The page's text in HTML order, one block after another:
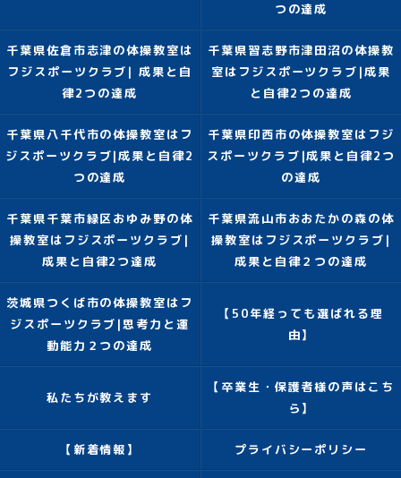
つの達成
千葉県佐倉市志津の体操教室は
フジスポーツクラブ| 成果と自
律2つの達成
千葉県習志野市津田沼の体操教
室はフジスポーツクラブ|成果
と自律2つの達成
千葉県八千代市の体操教室はフ
ジスポーツクラブ|成果と自律2
つの達成
千葉県印西市の体操教室はフジ
スポーツクラブ|成果と自律2つ
の達成
千葉県千葉市緑区おゆみ野の体
操教室はフジスポーツクラブ|
成果と自律2つ達成
千葉県流山市おおたかの森の体
操教室はフジスポーツクラブ|
成果と自律２つの達成
茨城県つくば市の体操教室はフ
ジスポーツクラブ|思考力と運
動能力２つの達成
【50年経っても選ばれる理
由】
私たちが教えます
【卒業生・保護者様の声はこち
ら】
【新着情報】 プライバシーポリシー